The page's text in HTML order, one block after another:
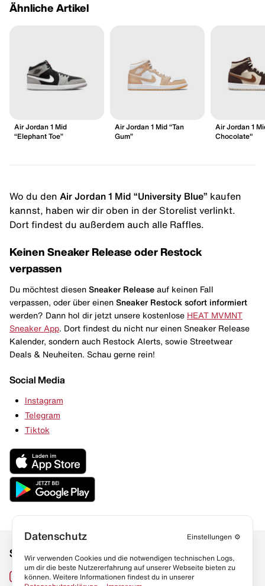
Ähnliche Artikel
Air Jordan 1 Mid
“Elephant Toe”
Air Jordan 1 Mid “Tan
Gum”
Air Jordan 1
Chocolate"
Wo du den Air Jordan 1 Mid “University Blue” kaufen
kannst, haben wir dir oben in der Storelist verlinkt.
Dort findest du außerdem auch alle Raffles.
Keinen Sneaker Release oder Restock
verpassen
Du möchtest diesen Sneaker Release auf keinen Fall
verpassen, oder über einen Sneaker Restock sofort informiert
werden? Dann hol dir jetzt unsere kostenlose HEAT MVMNT
Sneaker App . Dort findest du nicht nur einen Sneaker Release
Kalender, sondern auch Restock Alerts, sowie Streetwear
Deals & Neuheiten. Schau gerne rein!
Social Media
Instagram
Telegram
Tiktok
Social Media
Instagram
Links
Sneaker Lexikon
Datenschutz Einstellungen ⚙️
Wir verwenden Cookies und die notwendigen technischen Logs,
um dir die beste Nutzererfahrung auf unserer Webseite bieten zu
können. Weitere Informationen findest du in unserer